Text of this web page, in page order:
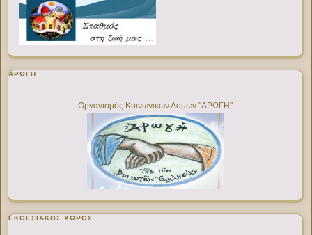
ΑΡΩΓΗ
Οργανισμός Κοινωνικών Δομών "ΑΡΩΓΗ"
ΕΚΘΕΣΙΑΚΌΣ ΧΏΡΟΣ